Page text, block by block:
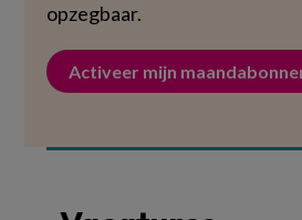
opzegbaar.
Activeer mijn